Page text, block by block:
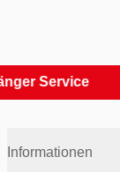
Service
Informationen